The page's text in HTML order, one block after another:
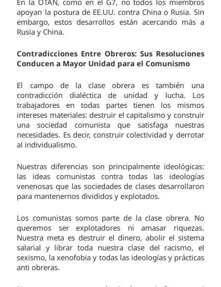
En la OTAN, como en el G7, no todos los miembros
apoyan la postura de EE.UU. contra China o Rusia. Sin
embargo, estos desarrollos están acercando más a
Rusia y China.
Contradicciones Entre Obreros: Sus Resoluciones
Conducen a Mayor Unidad para el Comunismo
El campo de la clase obrera es también una
contradicción dialéctica de unidad y lucha. Los
trabajadores en todas partes tienen los mismos
intereses materiales: destruir el capitalismo y construir
una sociedad comunista que satisfaga nuestras
necesidades. Es decir, construir colectividad y derrotar
al individualismo.
Nuestras diferencias son principalmente ideológicas:
las ideas comunistas contra todas las ideologías
venenosas que las sociedades de clases desarrollaron
para mantenernos divididos y explotados.
Los comunistas somos parte de la clase obrera. No
queremos ser explotadores ni amasar riquezas.
Nuestra meta es destruir el dinero, abolir el sistema
salarial y librar toda nuestra clase del racismo, el
sexismo, la xenofobia y todas las ideologías y prácticas
anti obreras.